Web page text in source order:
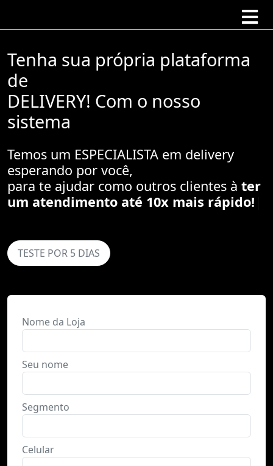
Tenha sua própria plataforma
de
DELIVERY! Com o nosso
sistema
Temos um ESPECIALISTA em delivery
esperando por você,
para te ajudar como outros clientes à
aumenta|
TESTE POR 5 DIAS
Nome da Loja
Seu nome
Segmento
Celular